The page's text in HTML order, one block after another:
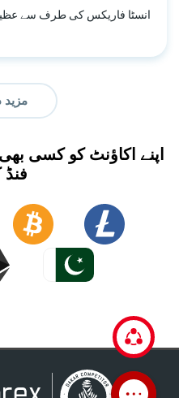
انسٹا فاریکس کی طرف سے
مزید
اپنے اکاؤنٹ کو کسی